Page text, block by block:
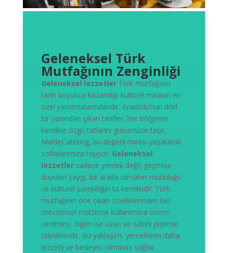
Geleneksel Türk
Mutfağının Zenginliği
Geleneksel lezzetlerTürk mutfağının
tarih boyunca kazandığı kültürel mirasın en
özel yansımalarındandır. Anadolu’nun dört
bir yanından çıkan tarifler, her bölgenin
kendine özgü tatlarını günümüze taşır.
MaideCatering, bu değerli mirası yaşatarak
sofralarımıza taşıyor. Geleneksel
lezzetlersadece yemek değil; geçmişe
duyulan saygı, bir arada olmanın mutluluğu
ve kültürel sürekliliğin ta kendisidir. Türk
mutfağının öne çıkan özelliklerinden biri
mevsimsel malzeme kullanımına önem
verilmesi, diğeri ise uzun ve sabırlı pişirme
teknikleridir. Bu yaklaşım, yemeklerin daha
lezzetli ve besleyici olmasını sağlar.